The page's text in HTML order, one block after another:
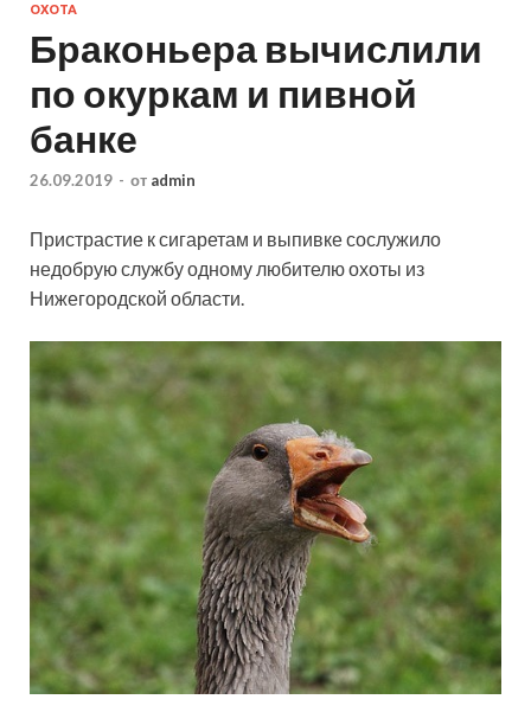
ОХОТА
Браконьера вычислили
по окуркам и пивной
банке
26.09.2019 - от admin
Пристрастие к сигаретам и выпивке сослужило
недобрую службу одному любителю охоты из
Нижегородской области.